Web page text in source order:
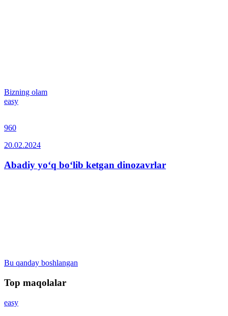
Bizning olam
easy
960
20.02.2024
Abadiy yo‘q bo‘lib ketgan dinozavrlar
Bu qanday boshlangan
Top maqolalar
easy